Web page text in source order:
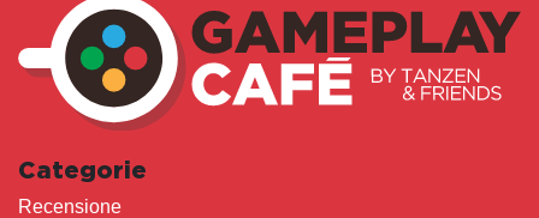
Categorie
Recensione